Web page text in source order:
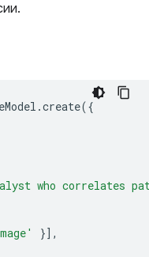
.create({
who correlates
}],